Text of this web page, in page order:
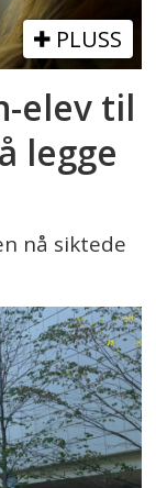
PLUSS
elev til
legge
nå siktede